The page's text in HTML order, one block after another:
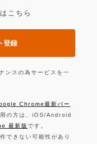
こちら
登録
ンスの為サービスを一
Chrome最新バー
の方は、iOS/Android
最新版 です。
できない可能性があり